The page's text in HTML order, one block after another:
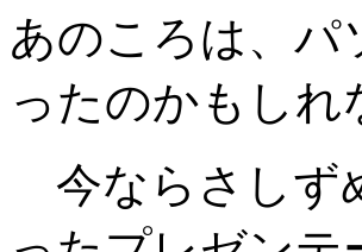
あのころは、パ
ったのかもしれ
今ならさしず